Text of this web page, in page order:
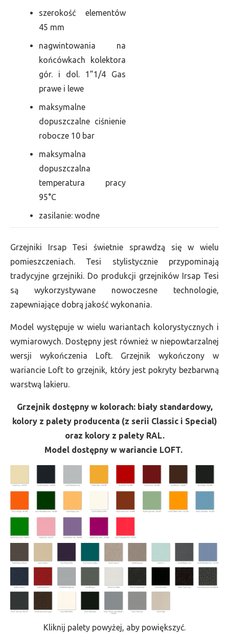
szerokość elementów
45 mm
nagwintowania na
końcówkach kolektora
gór. i dol. 1”1/4 Gas
prawe i lewe
maksymalne
dopuszczalne ciśnienie
robocze 10 bar
maksymalna
dopuszczalna
temperatura pracy
95°C
zasilanie: wodne
Grzejniki Irsap Tesi świetnie sprawdzą się w wielu
pomieszczeniach. Tesi stylistycznie przypominają
tradycyjne grzejniki. Do produkcji grzejników Irsap Tesi
są wykorzystywane nowoczesne technologie,
zapewniające dobrą jakość wykonania.
Model występuje w wielu wariantach kolorystycznych i
wymiarowych. Dostępny jest również w niepowtarzalnej
wersji wykończenia Loft. Grzejnik wykończony w
wariancie Loft to grzejnik, który jest pokryty bezbarwną
warstwą lakieru.
Grzejnik dostępny w kolorach: biały standardowy,
kolory z palety producenta (z serii Classic i Special)
oraz kolory z palety RAL.
Model dostępny w wariancie LOFT.
Kliknij palety powyżej, aby powiększyć.